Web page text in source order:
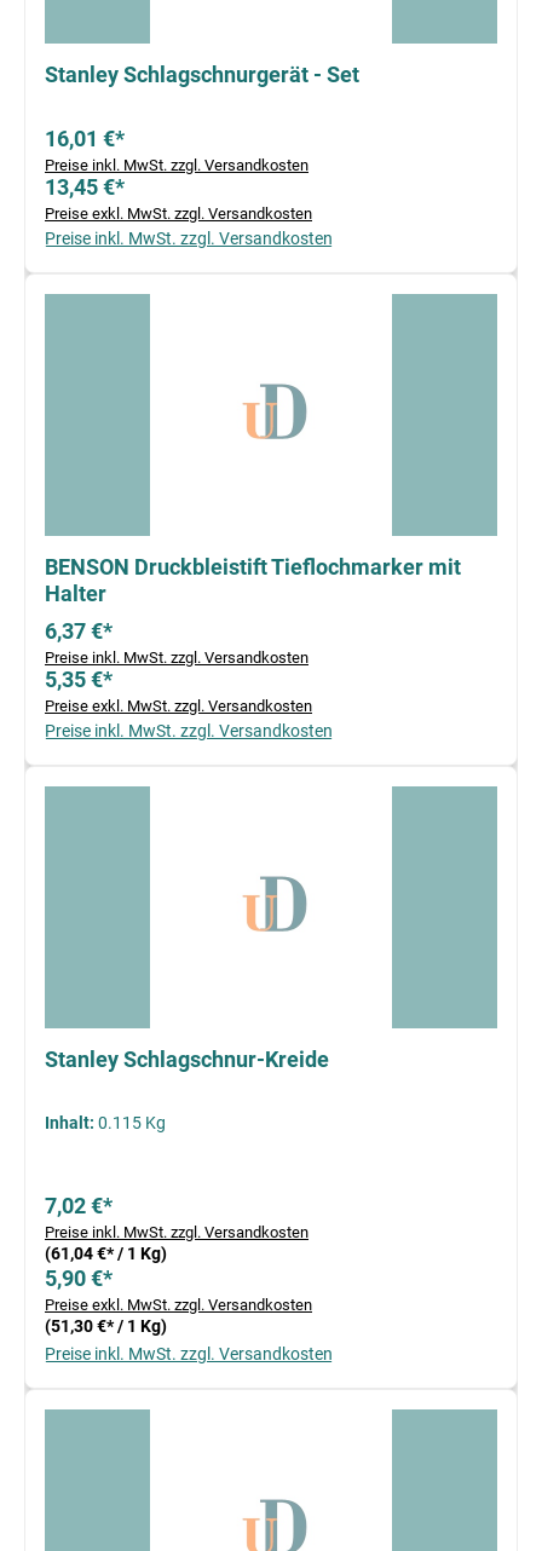
Stanley Schlagschnurgerät - Set
16,01 €*
Preise inkl. MwSt. zzgl. Versandkosten
13,45 €*
Preise exkl. MwSt. zzgl. Versandkosten
Preise inkl. MwSt. zzgl. Versandkosten
BENSON Druckbleistift Tieflochmarker mit
Halter
6,37 €*
Preise inkl. MwSt. zzgl. Versandkosten
5,35 €*
Preise exkl. MwSt. zzgl. Versandkosten
Preise inkl. MwSt. zzgl. Versandkosten
Stanley Schlagschnur-Kreide
Inhalt: 0.115 Kg
7,02 €*
Preise inkl. MwSt. zzgl. Versandkosten
(61,04 €* / 1 Kg)
5,90 €*
Preise exkl. MwSt. zzgl. Versandkosten
(51,30 €* / 1 Kg)
Preise inkl. MwSt. zzgl. Versandkosten